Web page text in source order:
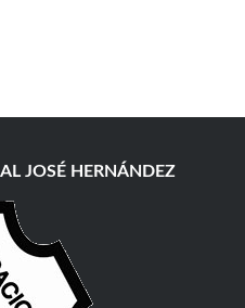
JOSÉ HERNÁNDEZ